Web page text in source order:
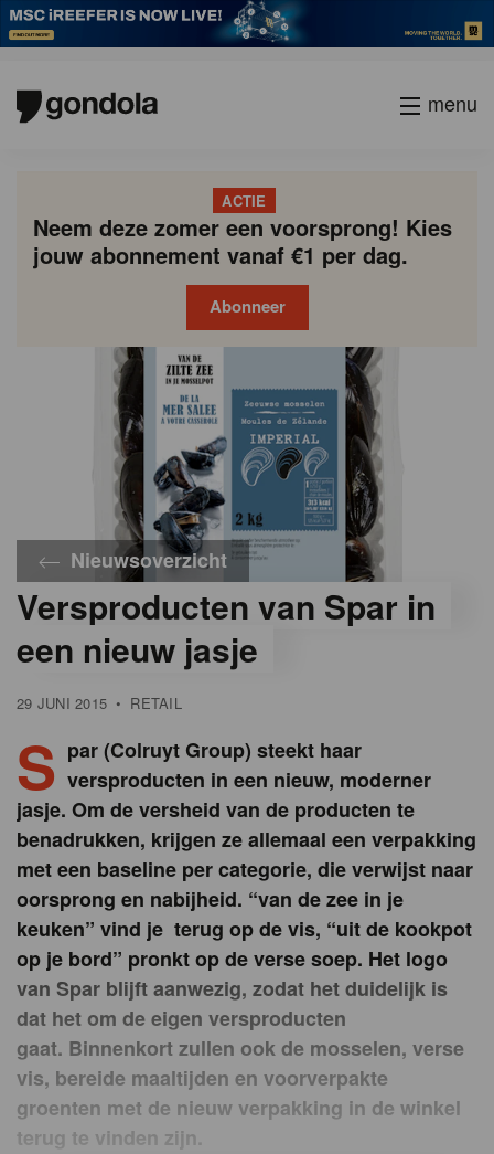
menu
ACTIE
Neem deze zomer een voorsprong! Kies
jouw abonnement vanaf €1 per dag.
Abonneer
Nieuwsoverzicht
Versproducten van Spar in
een nieuw jasje
29 JUNI 2015 • RETAIL
S par (Colruyt Group) steekt haar
versproducten in een nieuw, moderner
jasje. Om de versheid van de producten te
benadrukken, krijgen ze allemaal een verpakking
met een baseline per categorie, die verwijst naar
oorsprong en nabijheid. “van de zee in je
keuken” vind je terug op de vis, “uit de kookpot
op je bord” pronkt op de verse soep. Het logo
van Spar blijft aanwezig, zodat het duidelijk is
dat het om de eigen versproducten
gaat. Binnenkort zullen ook de mosselen, verse
vis, bereide maaltijden en voorverpakte
groenten met de nieuw verpakking in de winkel
terug te vinden zijn.